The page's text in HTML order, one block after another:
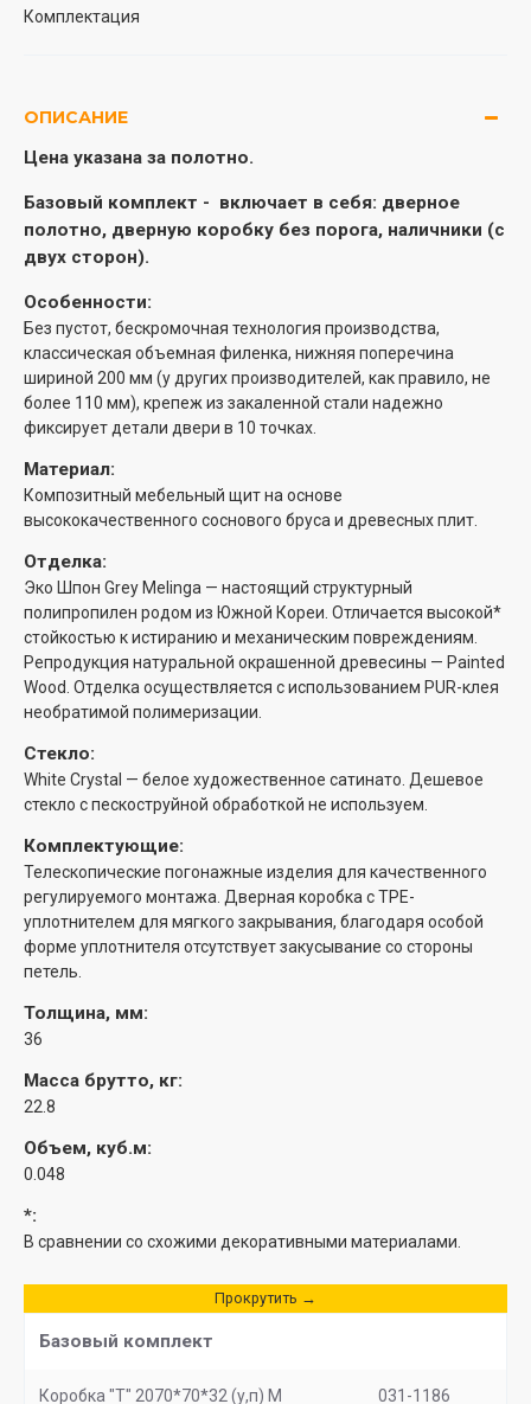
Комплектация
ОПИСАНИЕ
Цена указана за полотно.
Базовый комплект - включает в себя: дверное
полотно, дверную коробку без порога, наличники (с
двух сторон).
Особенности:
Без пустот, бескромочная технология производства,
классическая объемная филенка, нижняя поперечина
шириной 200 мм (у других производителей, как правило, не
более 110 мм), крепеж из закаленной стали надежно
фиксирует детали двери в 10 точках.
Материал:
Композитный мебельный щит на основе
высококачественного соснового бруса и древесных плит.
Отделка:
Эко Шпон Grey Melinga — настоящий структурный
полипропилен родом из Южной Кореи. Отличается высокой*
стойкостью к истиранию и механическим повреждениям.
Репродукция натуральной окрашенной древесины — Painted
Wood. Отделка осуществляется с использованием PUR-клея
необратимой полимеризации.
Стекло:
White Сrystal — белое художественное сатинато. Дешевое
стекло с пескоструйной обработкой не используем.
Комплектующие:
Телескопические погонажные изделия для качественного
регулируемого монтажа. Дверная коробка с TPE-
уплотнителем для мягкого закрывания, благодаря особой
форме уплотнителя отсутствует закусывание со стороны
петель.
Толщина, мм:
36
Масса брутто, кг:
22.8
Объем, куб.м:
0.048
*:
В сравнении со схожими декоративными материалами.
Прокрутить →
Базовый комплект
Коробка "Т" 2070*70*32 (у,п) М 031-1186